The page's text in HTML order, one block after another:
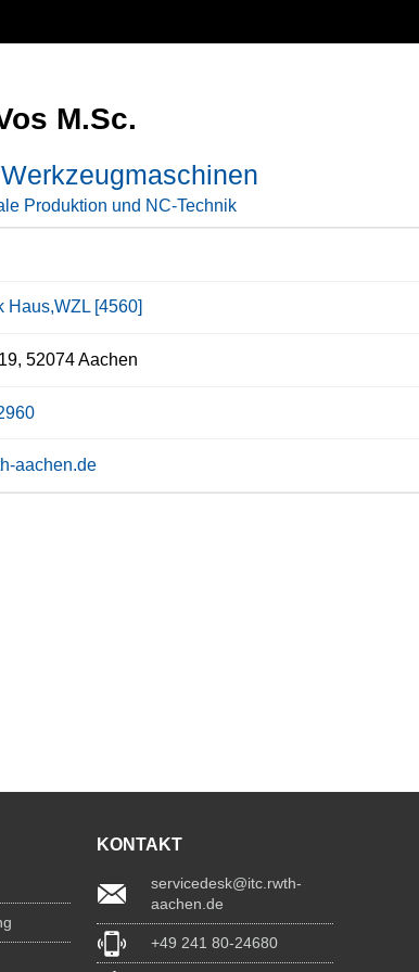
M.Sc.
Produktion und NC-Technik
Haus,WZL [4560]
52074 Aachen
aachen.de
KONTAKT
servicedesk@itc.rwth-
aachen.de
+49 241 80-24680